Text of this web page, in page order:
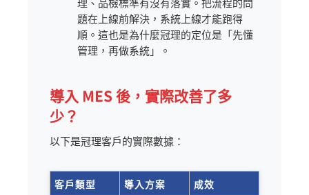
題在上線前解決，系統上線才能跑得
順。這也是為什麼冠理的定位是「先懂
管理，再做系統」。
導入 MES 後，實際改善了多
少？
以下是冠理客戶的實際數據：
客戶類型 導入方案 成效